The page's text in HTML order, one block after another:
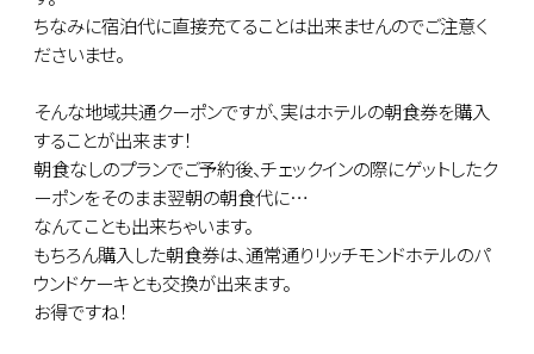
ちなみに宿泊代に直接充てることは出来ませんのでご注意く
ださいませ。
そんな地域共通クーポンですが、実はホテルの朝食券を購入
することが出来ます！
朝食なしのプランでご予約後、チェックインの際にゲットしたク
ーポンをそのまま翌朝の朝食代に…
なんてことも出来ちゃいます。
もちろん購入した朝食券は、通常通りリッチモンドホテルのパ
ウンドケーキとも交換が出来ます。
お得ですね！